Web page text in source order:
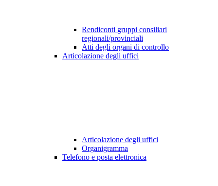
Rendiconti gruppi consiliari
regionali/provinciali
Atti degli organi di controllo
Articolazione degli uffici
Articolazione degli uffici
Organigramma
Telefono e posta elettronica